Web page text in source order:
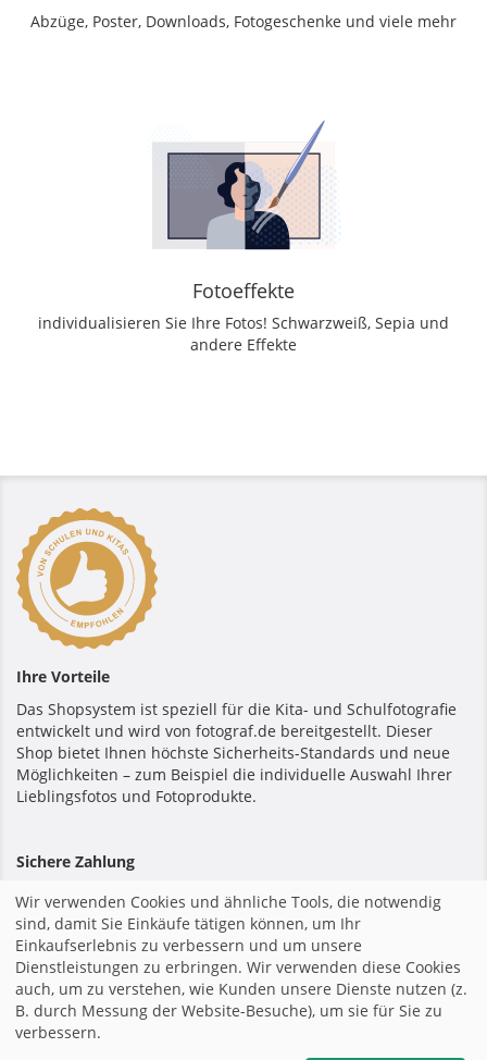
Abzüge, Poster, Downloads, Fotogeschenke und viele mehr
Fotoeffekte
individualisieren Sie Ihre Fotos! Schwarzweiß, Sepia und
andere Effekte
Ihre Vorteile
Das Shopsystem ist speziell für die Kita- und Schulfotografie
entwickelt und wird von fotograf.de bereitgestellt. Dieser
Shop bietet Ihnen höchste Sicherheits-Standards und neue
Möglichkeiten – zum Beispiel die individuelle Auswahl Ihrer
Lieblingsfotos und Fotoprodukte.
Sichere Zahlung
Startseite|Impressum|Allgemeine Geschäftsbedingungen
|Datenschutzerklärung |
Wir verwenden Cookies und ähnliche Tools, die notwendig
sind, damit Sie Einkäufe tätigen können, um Ihr
Einkaufserlebnis zu verbessern und um unsere
Dienstleistungen zu erbringen. Wir verwenden diese Cookies
auch, um zu verstehen, wie Kunden unsere Dienste nutzen (z.
B. durch Messung der Website-Besuche), um sie für Sie zu
verbessern.